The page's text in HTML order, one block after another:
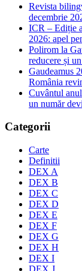
Revista
decembrie
ICR – Ediție
2026: apel
Polirom la
reducere și
Gaudeamus
România
Cuvântul
un număr
Categorii
Carte
Definitii
DEX A
DEX B
DEX C
DEX D
DEX E
DEX F
DEX G
DEX H
DEX I